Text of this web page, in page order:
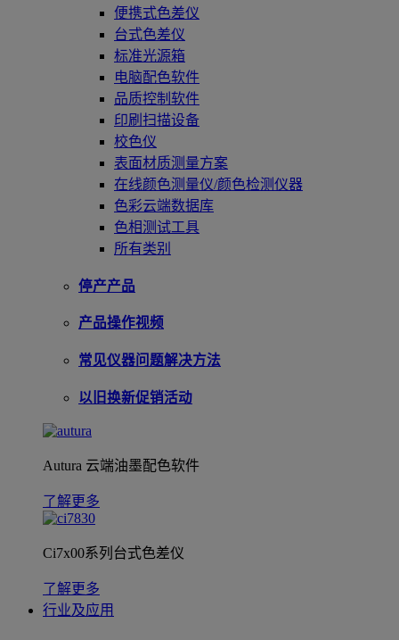
便携式色差仪
台式色差仪
标准光源箱
电脑配色软件
品质控制软件
印刷扫描设备
校色仪
表面材质测量方案
在线颜色测量仪/颜色检测仪器
色彩云端数据库
色相测试工具
所有类别
停产产品
产品操作视频
常见仪器问题解决方法
以旧换新促销活动
Autura 云端油墨配色软件
了解更多
Ci7x00系列台式色差仪
了解更多
行业及应用